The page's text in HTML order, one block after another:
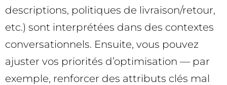
descriptions, politiques de livraison/retour,
etc.) sont interprétées dans des contextes
conversationnels. Ensuite, vous pouvez
ajuster vos priorités d’optimisation — par
exemple, renforcer des attributs clés mal